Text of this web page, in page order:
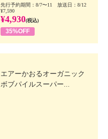
先行予約期間：8/7〜11 放送日：8/12
¥7,590
¥4,930(税込)
35%OFF
エアーかおるオーガニック
ボブパイルスーパー...